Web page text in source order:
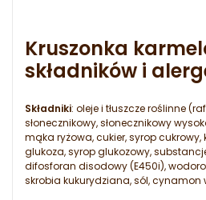
Kruszonka
składników i
Składniki: oleje i tłuszcze roślinne
słonecznikowy, słonecznikowy
mąka ryżowa, cukier, syrop
glukoza, syrop glukozowy,
difosforan disodowy (E450i),
skrobia kukurydziana, sól, cynamon